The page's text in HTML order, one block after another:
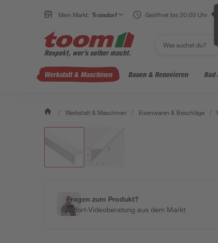
Mein Markt: Troisdorf Geöffnet bis 20:00 Uhr
Werkstatt & Maschinen Bauen & Renovieren Bad
/ Werkstatt & Maschinen / Eisenwaren & Beschläge /
Fragen zum Produkt?
Sofort-Videoberatung aus dem Markt